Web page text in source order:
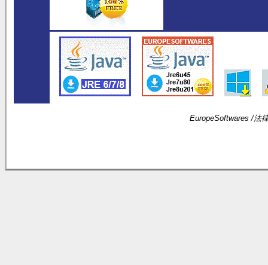
EuropeSoftwares /法